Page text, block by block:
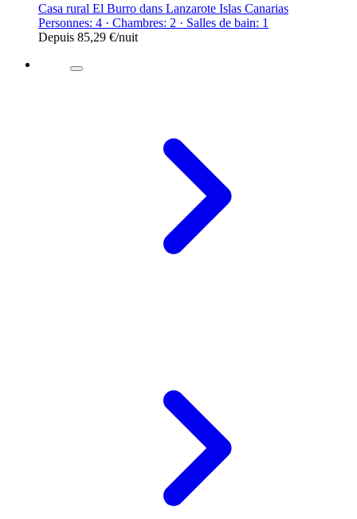
Casa rural El Burro dans Lanzarote Islas Canarias
Personnes: 4 · Chambres: 2 · Salles de bain: 1
Depuis 85,29 €/nuit